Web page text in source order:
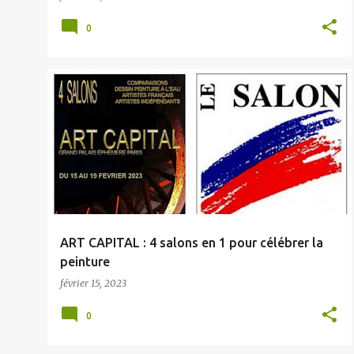
0
ART CAPITAL : 4 salons en 1 pour célébrer la
peinture
février 15, 2023
0